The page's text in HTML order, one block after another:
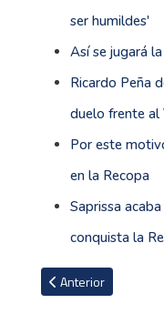
ser humildes'
Así se jugará
Ricardo Peña
duelo frente al
Por este
en la Recopa
Saprissa
conquista la
Artículo anterior:
Anterior